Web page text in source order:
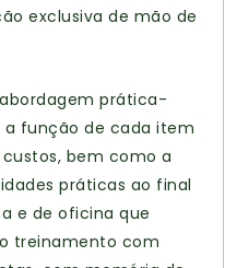
exclusiva de mão de
prática-
a função de cada item
bem como a
práticas ao final
e de oficina que
treinamento com